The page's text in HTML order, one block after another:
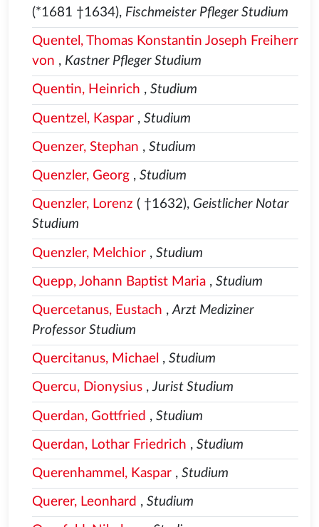
(*1681 †1634), Fischmeister Pfleger Studium
Quentel, Thomas Konstantin Joseph Freiherr
von , Kastner Pfleger Studium
Quentin, Heinrich , Studium
Quentzel, Kaspar, Studium
Quenzer, Stephan , Studium
Quenzler, Georg, Studium
Quenzler, Lorenz ( †1632), Geistlicher Notar
Studium
Quenzler, Melchior, Studium
Quepp, Johann Baptist Maria, Studium
Quercetanus, Eustach ,Arzt Mediziner
Professor Studium
Quercitanus, Michael , Studium
Quercu, Dionysius,Jurist Studium
Querdan, Gottfried , Studium
Querdan, Lothar Friedrich , Studium
Querenhammel, Kaspar, Studium
Querer, Leonhard , Studium